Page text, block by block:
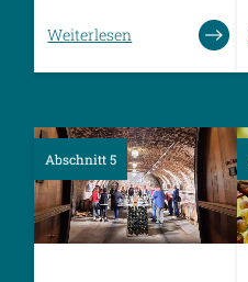
Weiterlesen
Abschnitt 5